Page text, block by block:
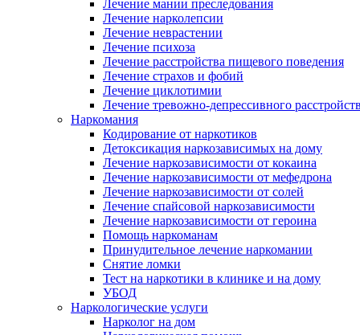
Лечение мании преследования
Лечение нарколепсии
Лечение неврастении
Лечение психоза
Лечение расстройства пищевого поведения
Лечение страхов и фобий
Лечение циклотимии
Лечение тревожно-депрессивного
Наркомания
Кодирование от наркотиков
Детоксикация наркозависимых на дому
Лечение наркозависимости от кокаина
Лечение наркозависимости от мефедрона
Лечение наркозависимости от солей
Лечение спайсовой наркозависимости
Лечение наркозависимости от героина
Помощь наркоманам
Принудительное лечение наркомании
Снятие ломки
Тест на наркотики в клинике и на дому
УБОД
Наркологические услуги
Нарколог на дом